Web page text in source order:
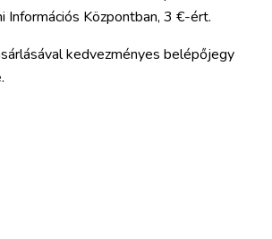
Információs Központban, 3 €-ért.
kedvezményes belépőjegy